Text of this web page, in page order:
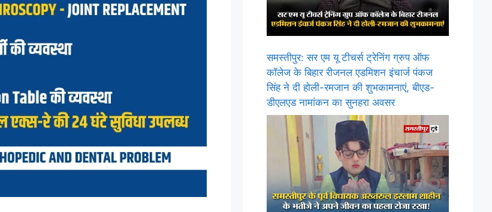
समस्तीपुर: सर एम यू टीचर्स ट्रेनिंग ग्रुप ऑफ
कॉलेज के बिहार रीजनल एडमिशन इंचार्ज पंकज
सिंह ने दी होली-रमजान की शुभकामनाएं, बीएड-
डीएलएड नामांकन का सुनहरा अवसर